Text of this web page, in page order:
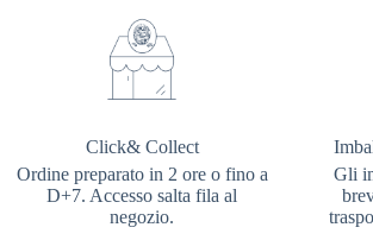
Click& Collect
Ordine preparato in 2 ore o fino a
D+7. Accesso salta fila al
negozio.
Gli